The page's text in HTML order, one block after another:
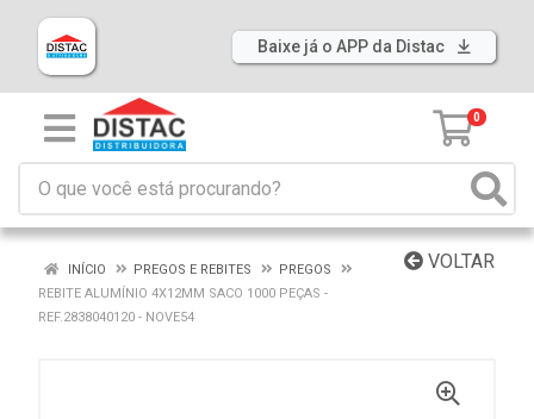
Baixe já o APP da Distac
0
VOLTAR
INÍCIO PREGOS E REBITES
PREGOS
REBITE ALUMÍNIO 4X12MM SACO 1000 PEÇAS -
REF.2838040120 - NOVE54